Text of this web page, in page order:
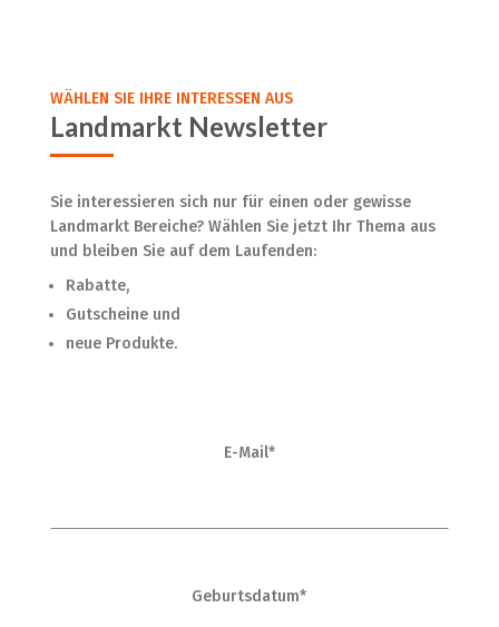
E-Mail*
Geburtsdatum*
WÄHLEN SIE IHRE INTERESSEN AUS
Landmarkt Newsletter
Sie interessieren sich nur für einen oder gewisse
Landmarkt Bereiche? Wählen Sie jetzt Ihr Thema aus
und bleiben Sie auf dem Laufenden:
Rabatte,
Gutscheine und
neue Produkte.